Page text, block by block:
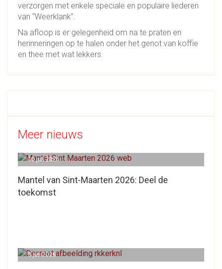
verzorgen met enkele speciale en populaire liederen
van “Weerklank”.
Na afloop is er gelegenheid om na te praten en
herinneringen op te halen onder het genot van koffie
en thee met wat lekkers.
Meer nieuws
Mantel van Sint-Maarten 2026: Deel de
toekomst
10 juli 2026
3 juli 2026